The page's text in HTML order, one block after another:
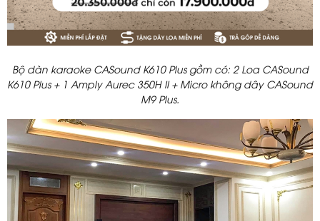
Bộ dàn karaoke CASound K610 Plus gồm có: 2 Loa CASound
K610 Plus + 1 Amply Aurec 350H II + Micro không dây CASound
M9 Plus.